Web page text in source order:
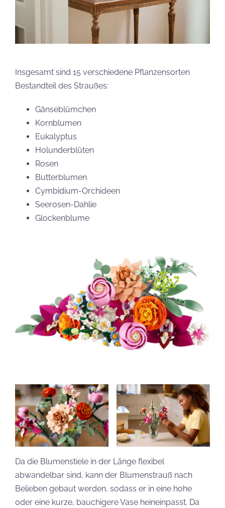
Insgesamt sind 15 verschiedene Pflanzensorten
Bestandteil des Straußes:
Gänseblümchen
Kornblumen
Eukalyptus
Holunderblüten
Rosen
Butterblumen
Cymbidium-Orchideen
Seerosen-Dahlie
Glockenblume
Da die Blumenstiele in der Länge flexibel
abwandelbar sind, kann der Blumenstrauß nach
Belieben gebaut werden, sodass er in eine hohe
oder eine kurze, bauchigere Vase heineinpasst. Da